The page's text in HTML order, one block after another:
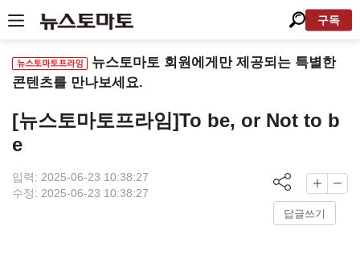
구독
뉴스토마토 회원에게만 제공되는 특별한
콘텐츠를 만나보세요.
[뉴스토마토프라임]To be, or Not to b
e
입력: 2025-06-23 10:38:27
수정: 2025-06-23 10:38:27
답글쓰기